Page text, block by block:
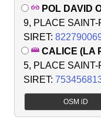
POL DAVID
9, PLACE SAINT-
SIRET:
CALICE (LA
5, PLACE SAINT-
SIRET:
OSM iD